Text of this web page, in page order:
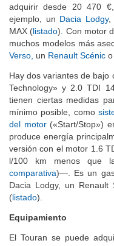
adquirir desde 20 470
ejemplo, un Dacia Lodgy,
MAX (listado). Con motor
muchos modelos más
Verso, un Renault Scénic
Hay dos variantes de bajo
Technology» y 2.0 TDI
tienen ciertas medidas
mínimo posible, como
del motor(«Start/Stop»)
produce energía
versión con el motor 1.6
l/100 km menos que
comparativa)—. Es un
Dacia Lodgy, un Renault
(listado).
Equipamiento
El Touran se puede